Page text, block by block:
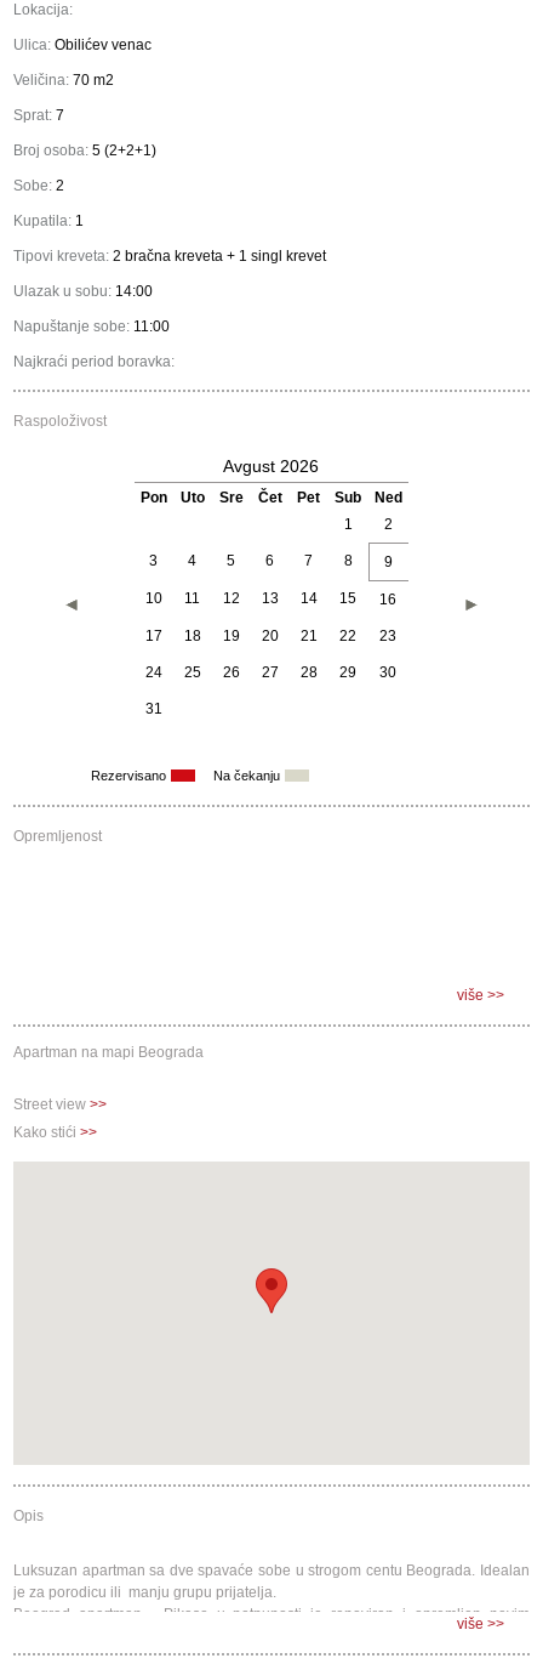
Lokacija:
Ulica:Obilićev venac
Veličina:70 m2
Sprat:7
Broj osoba:5 (2+2+1)
Sobe:2
Kupatila: 1
Tipovi kreveta:2 bračna kreveta + 1 singl krevet
Ulazak u sobu: 14:00
Napuštanje sobe: 11:00
Najkraći period boravka:
Raspoloživost
Avgust 2026
Pon Uto Sre Čet Pet Sub
Ned
1
2
3 4 5 6 7 8 9
10 11 12 13 14 15 16
17 18 19 20 21 22 23
24 25 26 27 28 29 30
31
Rezervisano Na čekanju
Opremljenost
više >>
Apartman na mapi Beograda
Street view>>
Kako stići>>
Opis
Luksuzan apartman sa dve spavaće sobe u strogom centu Beograda. Idealan
je za porodicu ili manju grupu prijatelja.
Beograd apartman - Pikaso u potpunosti je renoviran i opremljen novim
Nalazi se na 7. spratu zgrade sa liftom.
više >>